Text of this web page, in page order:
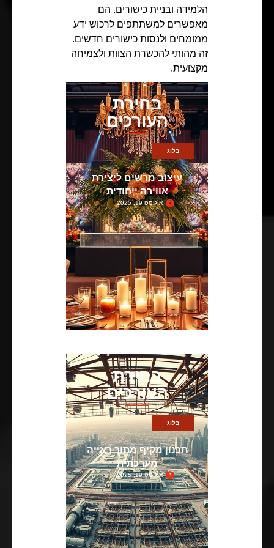
הלמידה ובניית כישורים. הם
מאפשרים למשתתפים לרכוש ידע
ממומחים ולנסות כישורים חדשים.
זה מהותי להכשרת הצוות ולצמיחה
מקצועית.
בחירת
העורכים
בלוג
עיצוב מרשים ליצירת
אווירה ייחודית
אוגוסט 19, 2025
בחירת
העורכים
בלוג
תכנון מקיף מתוך ראייה
מערכתית
אוגוסט 19, 2025